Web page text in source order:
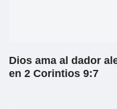
Dios ama al dador
en 2 Corintios 9:7